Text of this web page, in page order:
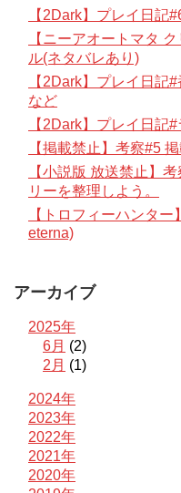
【2Dark】プレイ日
【ニーアオートマタ
ル(ネタバレあり)
【2Dark】プレイ日記
など
【2Dark】プレイ日記
【掲載禁止】考察#5
【小説版 放送禁止】
リーを整理しよう。
【トロフィーハンタ
eterna)
アーカイブ
2025年
6月 (2)
2月 (1)
2024年
2023年
2022年
2021年
2020年